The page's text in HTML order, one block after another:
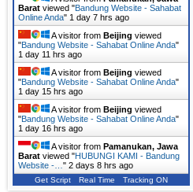
Barat viewed "Bandung Website - Sahabat
Online Anda" 1 day 7 hrs ago
A visitor from Beijing viewed
"Bandung Website - Sahabat Online Anda"
1 day 11 hrs ago
A visitor from Beijing viewed
"Bandung Website - Sahabat Online Anda"
1 day 15 hrs ago
A visitor from Beijing viewed
"Bandung Website - Sahabat Online Anda"
1 day 16 hrs ago
A visitor from Pamanukan, Jawa
Barat viewed "HUBUNGI KAMI - Bandung
Website -… " 2 days 8 hrs ago
Get Script Real Time Tracking ON